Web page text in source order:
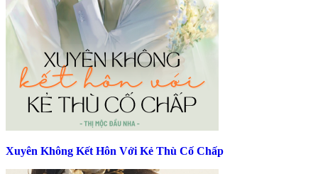
Xuyên Không Kết Hôn Với Kẻ Thù Cố Chấp